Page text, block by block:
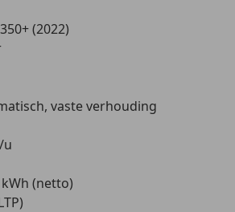
(2022)
vaste verhouding
u
(netto)